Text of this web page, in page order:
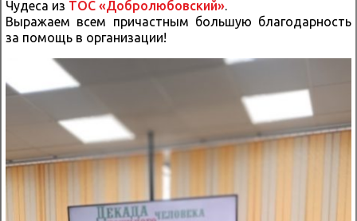
Чудеса из ТОС «Добролюбовский».
Выражаем всем причастным большую благодарность
за помощь в организации!